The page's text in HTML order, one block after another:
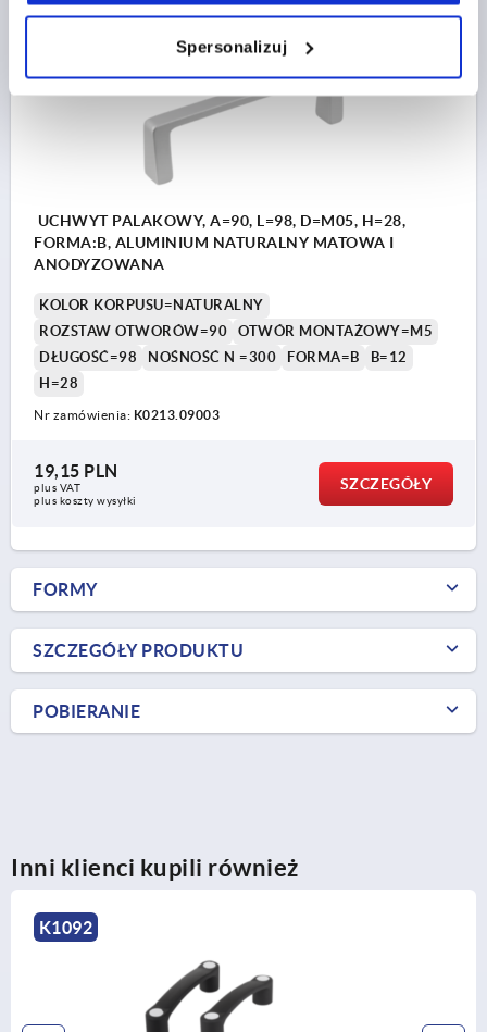
Spersonalizuj
UCHWYT PALAKOWY, A=90, L=98, D=M05, H=28,
FORMA:B, ALUMINIUM NATURALNY MATOWA I
ANODYZOWANA
KOLOR KORPUSU=NATURALNY
ROZSTAW OTWORÓW=90
OTWÓR MONTAŻOWY=M5
DŁUGOŚĆ=98
NOŚNOŚĆ N =300 FORMA=B
B=12
H=28
Nr zamówienia: K0213.09003
19,15 PLN
plus VAT
plus koszty wysyłki
SZCZEGÓŁY
FORMY
SZCZEGÓŁY PRODUKTU
POBIERANIE
Inni klienci kupili również
K1092